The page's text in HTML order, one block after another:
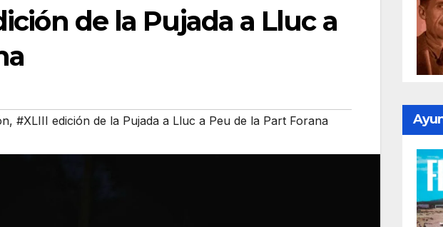
de la Pujada a Lluc a
, #XLIII edición de la Pujada a Lluc a Peu de la Part Forana